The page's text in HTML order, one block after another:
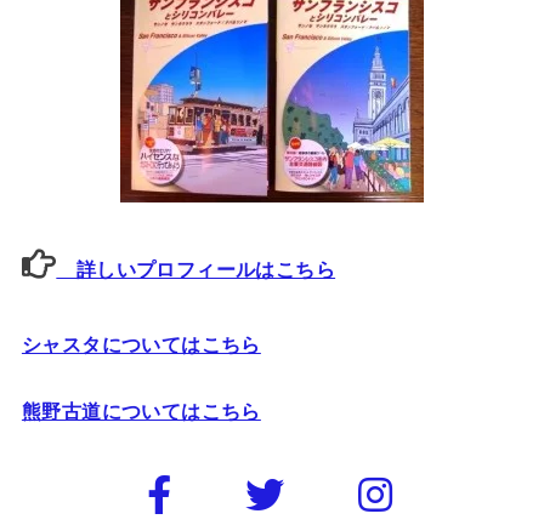
詳しいプロフィールはこちら
シャスタについてはこちら
熊野古道についてはこちら